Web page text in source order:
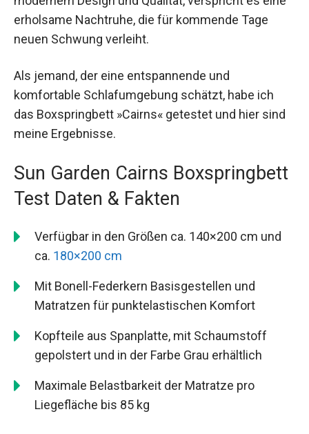
erholsame Nachtruhe, die für kommende Tage
neuen Schwung verleiht.
Als jemand, der eine entspannende und
komfortable Schlafumgebung schätzt, habe ich
das Boxspringbett »Cairns« getestet und hier sind
meine Ergebnisse.
Sun Garden Cairns Boxspringbett
Test Daten & Fakten
Verfügbar in den Größen ca. 140×200 cm und
ca. 180×200 cm
Mit Bonell-Federkern Basisgestellen und
Matratzen für punktelastischen Komfort
Kopfteile aus Spanplatte, mit Schaumstoff
gepolstert und in der Farbe Grau erhältlich
Maximale Belastbarkeit der Matratze pro
Liegefläche bis 85 kg